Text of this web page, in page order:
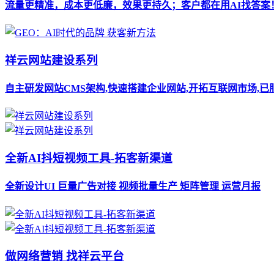
流量更精准，成本更低廉，效果更持久；客户都在用AI找答案
祥云网站建设系列
自主研发网站CMS架构,快速搭建企业网站,开拓互联网市场,已
全新AI抖短视频工具-拓客新渠道
全新设计UI 巨量广告对接 视频批量生产 矩阵管理 运营月报
做网络营销 找祥云平台